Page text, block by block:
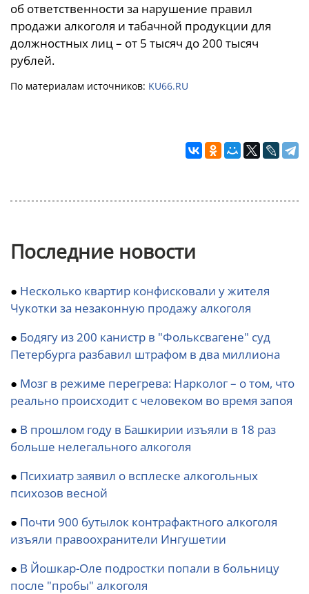
об ответственности за нарушение правил
продажи алкоголя и табачной продукции для
должностных лиц – от 5 тысяч до 200 тысяч
рублей.
По материалам источников: KU66.RU
Последние новости
● Несколько квартир конфисковали у жителя
Чукотки за незаконную продажу алкоголя
● Бодягу из 200 канистр в "Фольксвагене" суд
Петербурга разбавил штрафом в два миллиона
● Мозг в режиме перегрева: Нарколог – о том, что
реально происходит с человеком во время запоя
● В прошлом году в Башкирии изъяли в 18 раз
больше нелегального алкоголя
● Психиатр заявил о всплеске алкогольных
психозов весной
● Почти 900 бутылок контрафактного алкоголя
изъяли правоохранители Ингушетии
● В Йошкар-Оле подростки попали в больницу
после "пробы" алкоголя